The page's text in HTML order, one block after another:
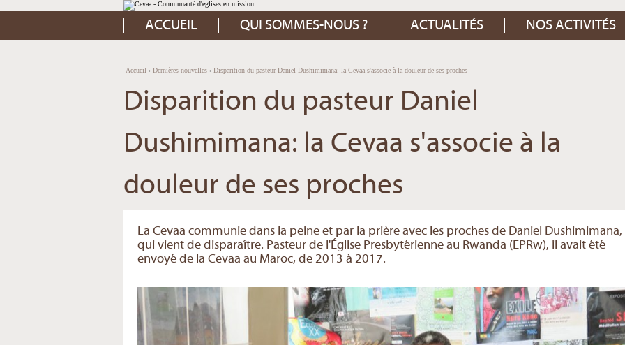
Aller
au
contenu.
Aller
à
Outils
personnels
ACCUEIL QUI SOMMES-NOUS ? ACTUALITÉS NOS ACTIVITÉS
Accueil › Dernières nouvelles › Disparition du pasteur Daniel Dushimimana: la Cevaa s'associe à la douleur de ses proches
Disparition du pasteur Daniel
Dushimimana: la Cevaa s'associe à la
douleur de ses proches
La Cevaa communie dans la peine et par la prière avec les proches de Daniel Dushimimana,
qui vient de disparaître. Pasteur de l'Église Presbytérienne au Rwanda (EPRw), il avait été
envoyé de la Cevaa au Maroc, de 2013 à 2017.